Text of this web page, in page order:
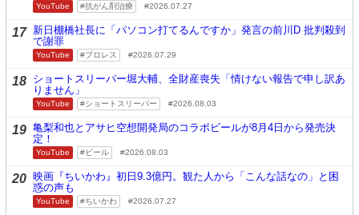
YouTube 抗がん剤治療 2026.07.27
17 新日棚橋社長に「パソコン打てるんですか」発言の前川D 批判殺到
で謝罪
YouTube プロレス 2026.07.29
18 ショートスリーパー堀大輔、全財産喪失「情けない報告で申し訳あ
りません」
YouTube ショートスリーパー 2026.08.03
19 亀梨和也とアサヒ空想開発局のコラボビールが8月4日から発売決
定！
YouTube ビール 2026.08.03
20 映画『ちいかわ』初日9.3億円。観た人から「こんな話なの」と困
惑の声も
YouTube ちいかわ 2026.07.27